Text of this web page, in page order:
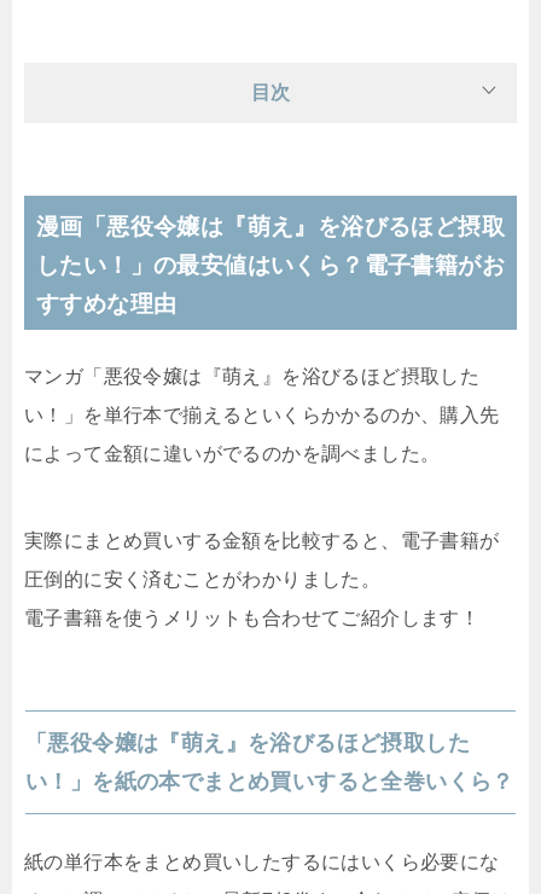
目次
漫画「悪役令嬢は『萌え』を浴びるほど摂取
したい！」の最安値はいくら？電子書籍がお
すすめな理由
マンガ「悪役令嬢は『萌え』を浴びるほど摂取した
い！」を単行本で揃えるといくらかかるのか、購入先
によって金額に違いがでるのかを調べました。
実際にまとめ買いする金額を比較すると、電子書籍が
圧倒的に安く済むことがわかりました。
電子書籍を使うメリットも合わせてご紹介します！
「悪役令嬢は『萌え』を浴びるほど摂取した
い！」を紙の本でまとめ買いすると全巻いくら？
紙の単行本をまとめ買いしたするにはいくら必要にな